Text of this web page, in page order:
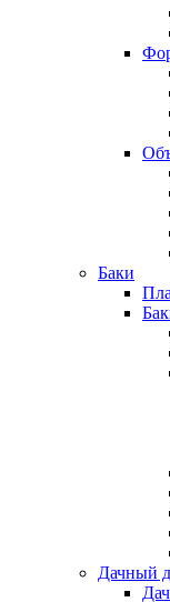
Баки
Дачный